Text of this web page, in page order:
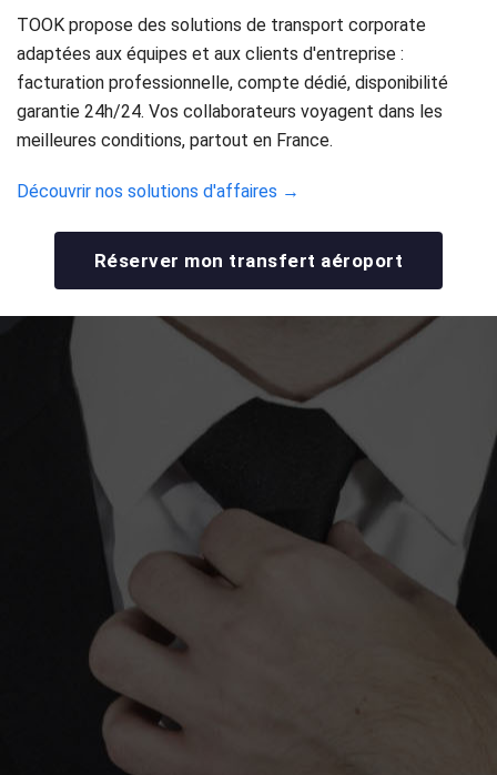
TOOK propose des solutions de transport corporate
adaptées aux équipes et aux clients d'entreprise :
facturation professionnelle, compte dédié, disponibilité
garantie 24h/24. Vos collaborateurs voyagent dans les
meilleures conditions, partout en France.
Découvrir nos solutions d'affaires →
Réserver mon transfert aéroport